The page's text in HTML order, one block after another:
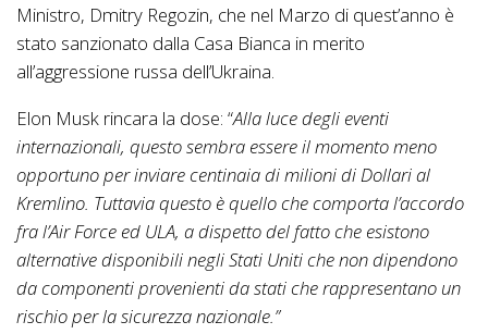
Ministro, Dmitry Regozin, che nel Marzo di quest’anno è
stato sanzionato dalla Casa Bianca in merito
all’aggressione russa dell’Ukraina.
Elon Musk rincara la dose: “Alla luce degli eventi
internazionali, questo sembra essere il momento meno
opportuno per inviare centinaia di milioni di Dollari al
Kremlino. Tuttavia questo è quello che comporta l’accordo
fra l’Air Force ed ULA, a dispetto del fatto che esistono
alternative disponibili negli Stati Uniti che non dipendono
da componenti provenienti da stati che rappresentano un
rischio per la sicurezza nazionale.”